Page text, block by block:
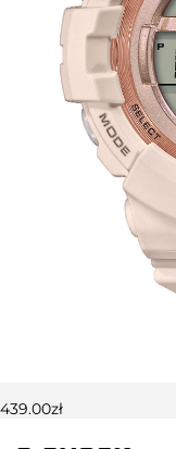
439.00zł